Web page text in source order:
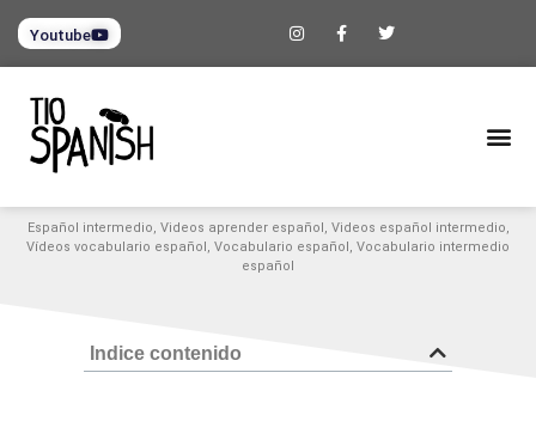
Youtube
Español intermedio, Videos aprender español, Videos español intermedio,
Vídeos vocabulario español, Vocabulario español, Vocabulario intermedio
español
Indice contenido